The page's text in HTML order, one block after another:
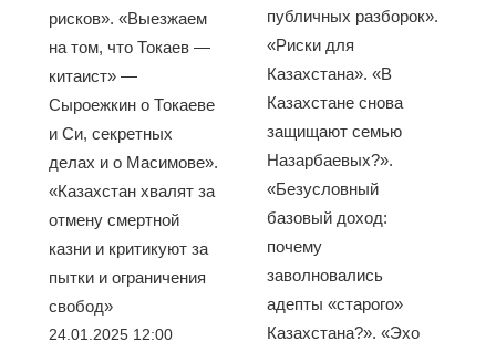
рисков». «Выезжаем
на том, что Токаев —
китаист» —
Сыроежкин о Токаеве
и Си, секретных
делах и о Масимове».
«Казахстан хвалят за
отмену смертной
казни и критикуют за
пытки и ограничения
свобод»
24.01.2025 12:00
публичных разборок».
«Риски для
Казахстана». «В
Казахстане снова
защищают семью
Назарбаевых?».
«Безусловный
базовый доход:
почему
заволновались
адепты «старого»
Казахстана?». «Эхо